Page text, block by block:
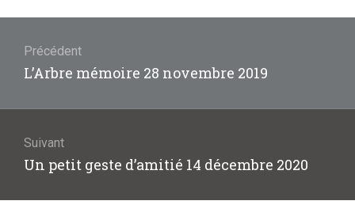
l’article
Précédent
Article
:
L’Arbre mémoire 28 novembre 2019
Suivant
Article
:
Un petit geste d’amitié 14 décembre 2020